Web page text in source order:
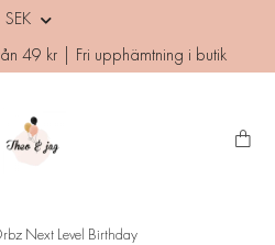
SEK
49 kr | Fri upphämtning i butik
Next Level Birthday